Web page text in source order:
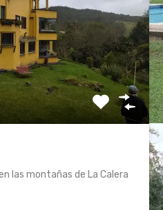
las montañas de La Calera